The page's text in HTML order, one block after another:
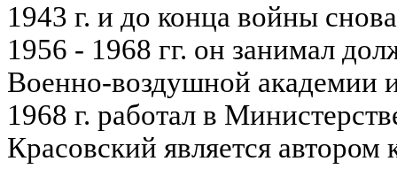
1943 г. и до конца войны
1956 - 1968 гг. он занимал
Военно-воздушной академии
1968 г. работал в
Красовский является